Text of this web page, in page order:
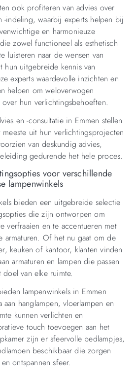
ook profiteren van advies over
-indeling, waarbij experts helpen bij
en harmonieuze
zowel functioneel als esthetisch
luisteren naar de wensen van
hun uitgebreide kennis van
experts waardevolle inzichten en
helpen om weloverwogen
hun verlichtingsbehoeften.
en -consultatie in Emmen stellen
meeste uit hun verlichtingsprojecten
van deskundig advies,
gedurende het hele proces.
voor verschillende
lampenwinkels
bieden een uitgebreide selectie
die zijn ontworpen om
verfraaien en te accentueren met
armaturen. Of het nu gaat om de
keuken of kantoor, klanten vinden
armaturen en lampen die passen
van elke ruimte.
lampenwinkels in Emmen
hanglampen, vloerlampen en
kunnen verlichten en
touch toevoegen aan het
zijn er sfeervolle bedlampjes,
beschikbaar die zorgen
ontspannen sfeer.